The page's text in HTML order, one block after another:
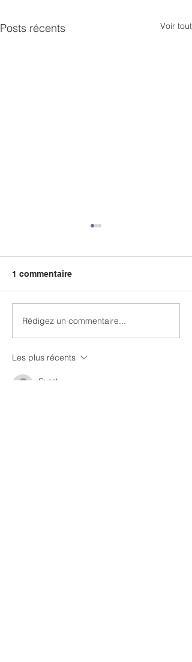
Posts récents Voir tout
ENQUETE GIF-POC
cognition péri-
1 commentaire
Rédigez un commentaire...
Les plus récents
Guest